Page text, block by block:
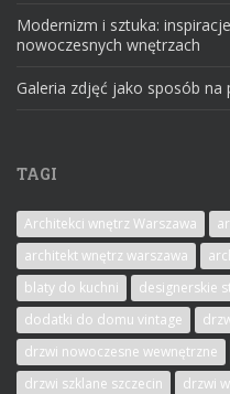
Modernizm i sztuka:
nowoczesnych wnętrzach
Galeria zdjęć jako sposób na
TAGI
Architekci wnętrz Warszawa
architekt wnętrz warszawa
blaty do kuchni
designerskie
dodatki do domu vintage
drzwi nowoczesne wewnętrzne
drzwi szklane szczecin
drzwi